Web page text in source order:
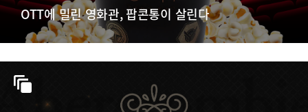
OTT에 밀린 영화관, 팝콘통이 살린다